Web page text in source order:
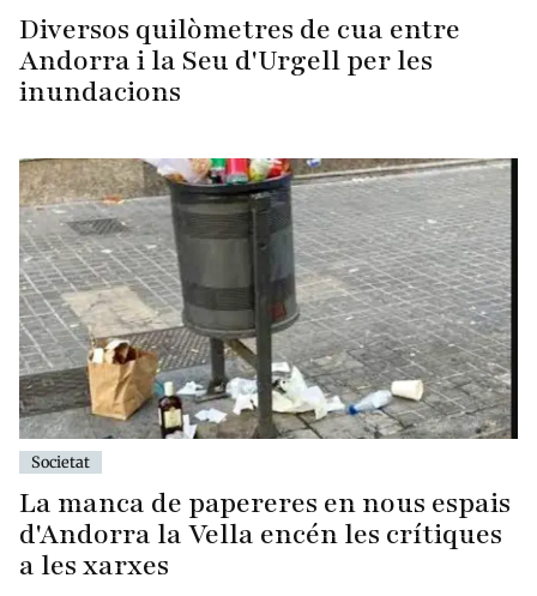
Diversos quilòmetres de cua entre
Andorra i la Seu d'Urgell per les
inundacions
Societat
La manca de papereres en nous espais
d'Andorra la Vella encén les crítiques
a les xarxes